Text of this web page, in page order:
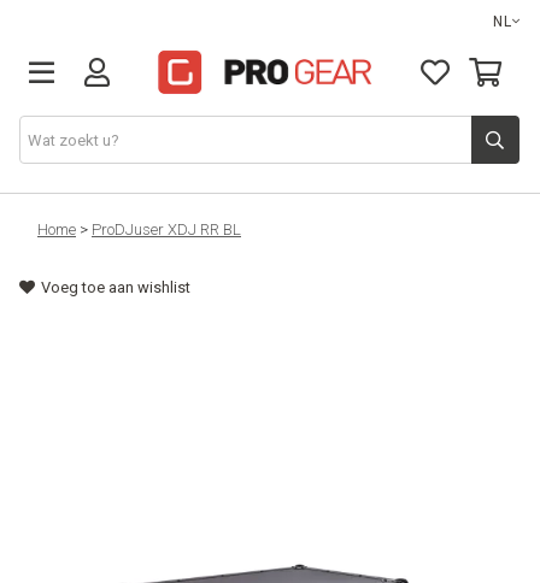
NL
DJ gear
Lights & effects
Home > ProDJuser XDJ RR BL
Voeg toe aan wishlist